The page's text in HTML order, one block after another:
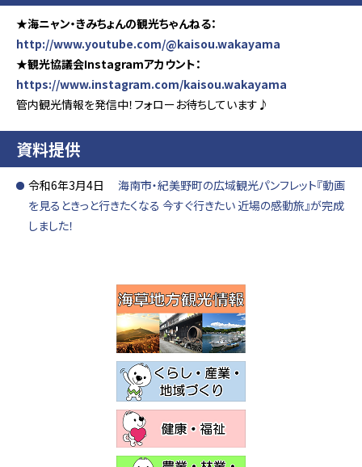
★海ニャン・きみちょんの観光ちゃんねる：
http://www.youtube.com/@kaisou.wakayama
★観光協議会Instagramアカウント：
https://www.instagram.com/kaisou.wakayama
管内観光情報を発信中！フォローお待ちしています♪
資料提供
令和6年3月4日 海南市・紀美野町の広域観光パンフレット『動画
を見るときっと行きたくなる 今すぐ行きたい 近場の感動旅』が完成
しました！